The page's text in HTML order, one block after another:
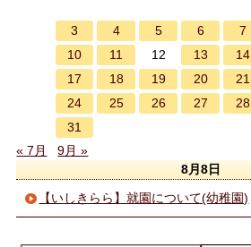
3
4 5 6 7
10
11 12 13 14
17
18 19 20 21
24
25 26 27 28
31
« 7月
9月 »
8月8日
【いしきらら】就園について(幼稚園)